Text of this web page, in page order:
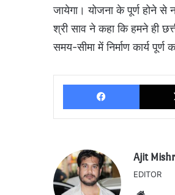
जायेगा। योजना के पूर्ण होने से
श्री साव ने कहा कि हमने ही
समय-सीमा में निर्माण कार्य पूर्ण
Ajit
EDITOR